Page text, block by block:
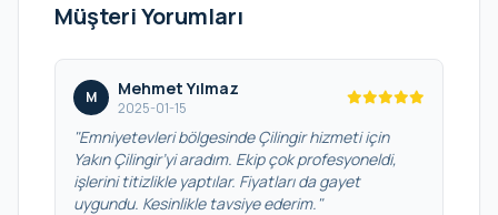
Müşteri Yorumları
M Mehmet Yılmaz
2025-01-15
"Emniyetevleri bölgesinde Çilingir hizmeti için
Yakın Çilingir’yi aradım. Ekip çok profesyoneldi,
işlerini titizlikle yaptılar. Fiyatları da gayet
uygundu. Kesinlikle tavsiye ederim."